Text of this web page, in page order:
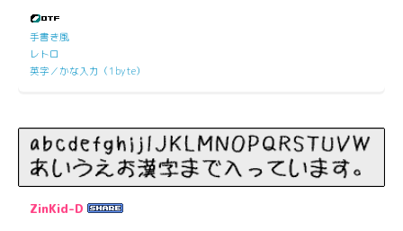
手書き風
レトロ
英字／かな入力（1byte）
ZinKid-D